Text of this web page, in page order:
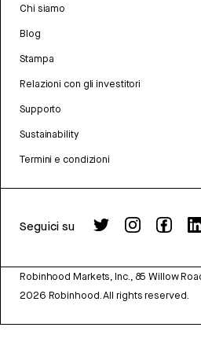
Chi siamo
Blog
Stampa
Relazioni con gli investitori
Supporto
Sustainability
Termini e condizioni
Seguici su
Robinhood Markets, Inc., 85 Willow
2026 Robinhood. All rights reserved.